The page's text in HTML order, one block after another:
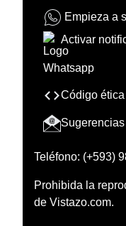
Empieza a
Activar
Código ética
Sugerencias
Teléfono: (+593)
Prohibida la
de Vistazo.com.